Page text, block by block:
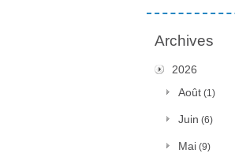
Archives
2026
Août (1)
Juin (6)
Mai (9)